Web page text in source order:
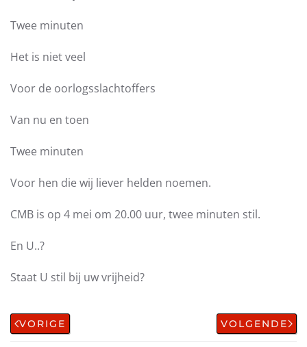
Twee minuten
Het is niet veel
Voor de oorlogsslachtoffers
Van nu en toen
Twee minuten
Voor hen die wij liever helden noemen.
CMB is op 4 mei om 20.00 uur, twee minuten stil.
En U..?
Staat U stil bij uw vrijheid?
VORIGE VOLGENDE